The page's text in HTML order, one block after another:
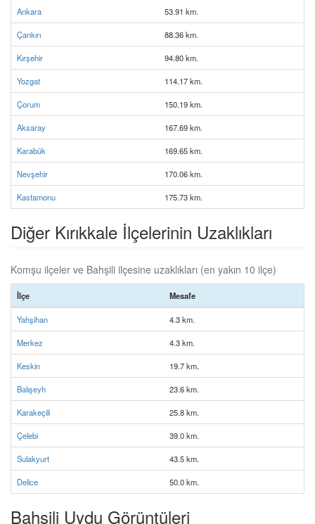
Ankara 53.91 km.
Çankırı 88.36 km.
Kırşehir 94.80 km.
Yozgat 114.17 km.
Çorum 150.19 km.
Aksaray 167.69 km.
Karabük 169.65 km.
Nevşehir 170.06 km.
Kastamonu 175.73 km.
Diğer Kırıkkale İlçelerinin Uzaklıkları
Komşu ilçeler ve Bahşili ilçesine uzaklıkları (en yakın 10 ilçe)
İlçe Mesafe
Yahşihan 4.3 km.
Merkez 4.3 km.
Keskin 19.7 km.
Balışeyh 23.6 km.
Karakeçili 25.8 km.
Çelebi 39.0 km.
Sulakyurt 43.5 km.
Delice 50.0 km.
Bahşili Uydu Görüntüleri